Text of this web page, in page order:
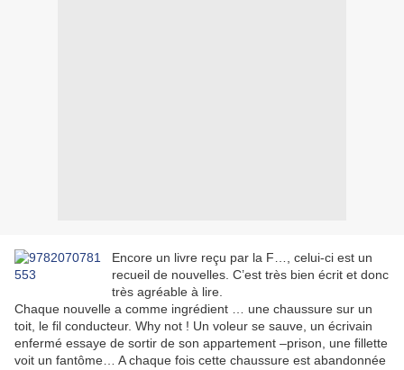
Encore un livre reçu par la F…, celui-ci est un
recueil de nouvelles. C’est très bien écrit et donc
très agréable à lire.
Chaque nouvelle a comme ingrédient … une chaussure sur un
toit, le fil conducteur. Why not ! Un voleur se sauve, un écrivain
enfermé essaye de sortir de son appartement –prison, une fillette
voit un fantôme… A chaque fois cette chaussure est abandonnée